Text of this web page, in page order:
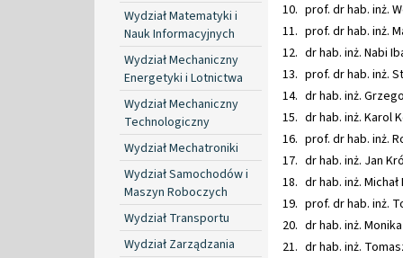
Wydział Matematyki i
Nauk Informacyjnych
Wydział Mechaniczny
Energetyki i Lotnictwa
Wydział Mechaniczny
Technologiczny
Wydział Mechatroniki
Wydział Samochodów i
Maszyn Roboczych
Wydział Transportu
Wydział Zarządzania
prof. dr hab. inż.
prof. dr hab. inż.
dr hab. inż. Nabi
prof. dr hab. inż.
dr hab. inż.
dr hab. inż. Karol
prof. dr hab. inż.
dr hab. inż. Jan
dr hab. inż.
prof. dr hab. inż.
dr hab. inż.
dr hab. inż.